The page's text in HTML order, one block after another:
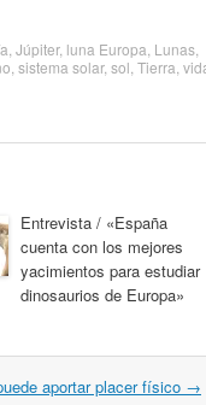
Júpiter, luna Europa Lunas
sistema solar, sol Tierra
Entrevista / «España
cuenta con los mejores
yacimientos para estudiar
dinosaurios de Europa»
aportar placer físico →